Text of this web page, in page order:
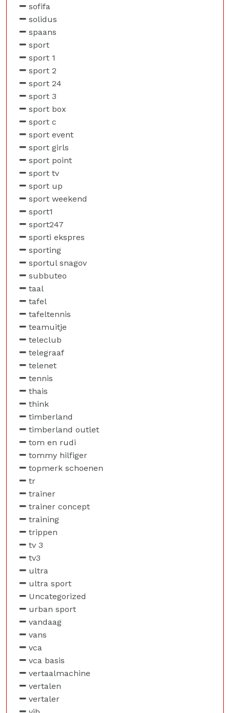
sofifa
solidus
spaans
sport
sport 1
sport 2
sport 24
sport 3
sport box
sport c
sport event
sport girls
sport point
sport tv
sport up
sport weekend
sport1
sport247
sporti ekspres
sporting
sportul snagov
subbuteo
taal
tafel
tafeltennis
teamuitje
teleclub
telegraaf
telenet
tennis
thais
think
timberland
timberland outlet
tom en rudi
tommy hilfiger
topmerk schoenen
tr
trainer
trainer concept
training
trippen
tv 3
tv3
ultra
ultra sport
Uncategorized
urban sport
vandaag
vans
vca
vca basis
vertaalmachine
vertalen
vertaler